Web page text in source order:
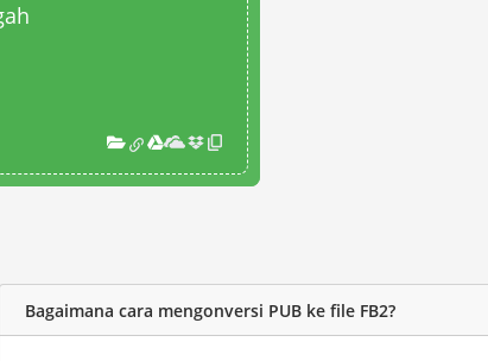
Bagaimana cara mengonversi PUB ke file FB2?